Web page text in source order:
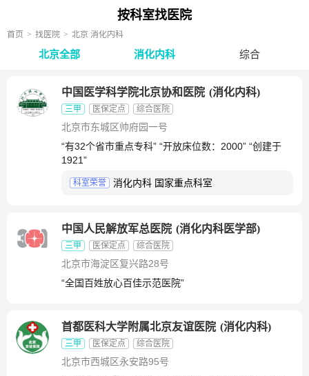
按科室找医院
首页 找医院 北京 消化内科
北京全部 消化内科 综合
中国医学科学院北京协和医院 (消化内科)
三甲 医保定点 综合医院
北京市东城区帅府园一号
“有32个省市重点专科” “开放床位数：2000” “创建于
1921”
科室荣誉 消化内科 国家重点科室
中国人民解放军总医院 (消化内科医学部)
三甲 医保定点 综合医院
北京市海淀区复兴路28号
“全国百姓放心百佳示范医院”
首都医科大学附属北京友谊医院 (消化内科)
三甲 医保定点 综合医院
北京市西城区永安路95号